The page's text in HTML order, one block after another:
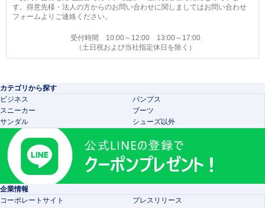
す。得意先様・法人の方からのお問い合わせに関しましてはお問い合わせ
フォームよりご連絡ください。
受付時間 10:00～12:00 13:00～17:00
（土日祝および当社指定休日を除く）
カテゴリから探す
ビジネス
パンプス
スニーカー
ブーツ
サンダル
シューズ以外
企業情報
コーポレートサイト
プレスリリース